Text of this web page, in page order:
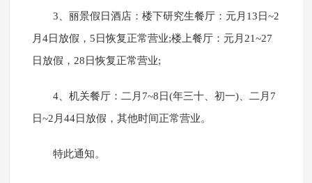
3、丽景假日酒店：楼下研究生餐厅：元月13日~2
月4日放假，5日恢复正常营业;楼上餐厅：元月21~27
日放假，28日恢复正常营业;
4、机关餐厅：二月7~8日(年三十、初一)、二月7
日~2月44日放假，其他时间正常营业。
特此通知。